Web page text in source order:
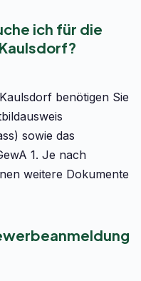
ich für die
benötigen Sie
sowie das
1. Je nach
weitere Dokumente